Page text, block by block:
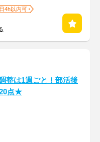
4h以内可
整は1週ごと！部活後
点★